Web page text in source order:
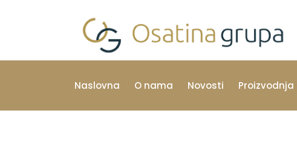
Naslovna O nama Novosti Proizvodnja